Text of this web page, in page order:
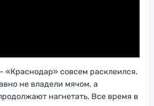
«Краснодар» совсем расклеился.
не владели мячом, а
нагнетать. Все время в